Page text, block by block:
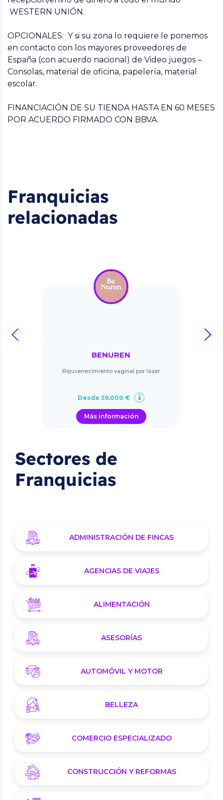
WESTERN UNIÓN.
OPCIONALES: Y si su zona lo requiere le ponemos
en contacto con los mayores proveedores de
España (con acuerdo nacional) de Video juegos –
Consolas, material de oficina, papelería, material
escolar.
FINANCIACIÓN DE SU TIENDA HASTA EN 60 MESES
POR ACUERDO FIRMADO CON BBVA.
Franquicias
relacionadas
BENUREN
Rejuvenecimiento vaginal por láser
Desde 59.000 €
Más información
prev next
Sectores de
Franquicias
ADMINISTRACIÓN DE FINCAS
AGENCIAS DE VIAJES
ALIMENTACIÓN
ASESORÍAS
AUTOMÓVIL Y MOTOR
BELLEZA
COMERCIO ESPECIALIZADO
CONSTRUCCIÓN Y REFORMAS